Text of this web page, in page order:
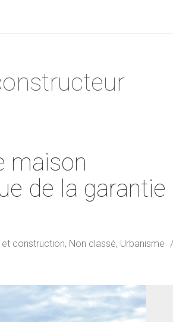
maison
de la garantie
construction, Non classé, Urbanisme